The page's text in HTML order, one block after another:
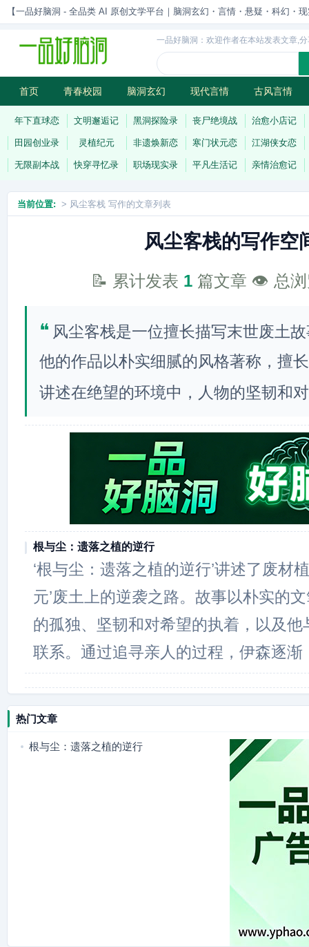
【一品好脑洞 - 全品类 AI 原创文学平台｜脑洞玄幻・言情・悬疑・科幻・
一品好脑洞：欢迎作者在本站发表文章,
首页 青春校园 脑洞玄幻 现代言情 古风言情
历史权谋 武侠江湖 灵异志怪 连载
年下直球恋 文明邂逅记 黑洞探险录 丧尸绝境战 治愈小店记
田园创业录 灵植纪元 非遗焕新恋 寒门状元恋 江湖侠女恋
无限副本战 快穿寻忆录 职场现实录 平凡生活记 亲情治愈记
当前位置: > 风尘客栈 写作的文章列表
风尘客栈的写作空
📝 累计发表 1篇文章 👁️ 总
❝ 风尘客栈是一位擅长描写末世废土
他的作品以朴实细腻的风格著称，擅
讲述在绝望的环境中，人物的坚韧和
根与尘：遗落之植的逆行
‘根与尘：遗落之植的逆行’讲述了废材
元’废土上的逆袭之路。故事以朴实的
的孤独、坚韧和对希望的执着，以及
联系。通过追寻亲人的过程，伊森逐渐
热门文章
根与尘：遗落之植的逆行